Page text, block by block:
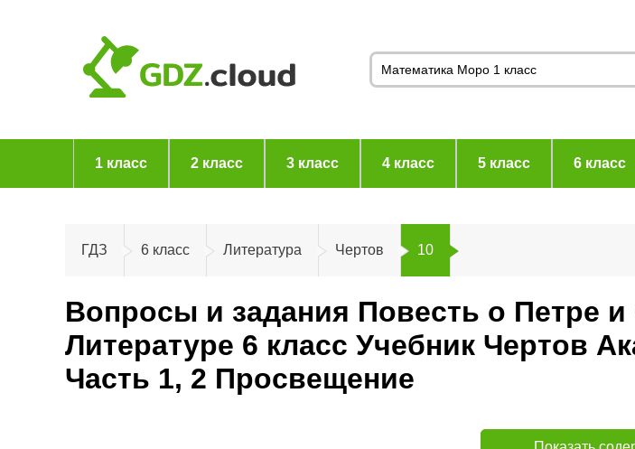
1 класс 2 класс 3 класс 4 класс 5 класс 6 класс
ГДЗ 6 класс Литература Чертов 10
Вопросы и задания Повесть о Петре
Литературе 6 класс Учебник Чертов
Часть 1, 2 Просвещение